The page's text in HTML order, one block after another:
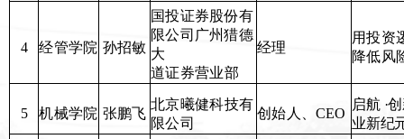
4 经管学院 孙招敏
国投证券股份有
限公司广州猎德
大
道证券营业部
经理
用投资
降低风
5 机械学院 张鹏飞
北京曦健科技有
限公司
创始人、CEO
启航 ·
业新纪